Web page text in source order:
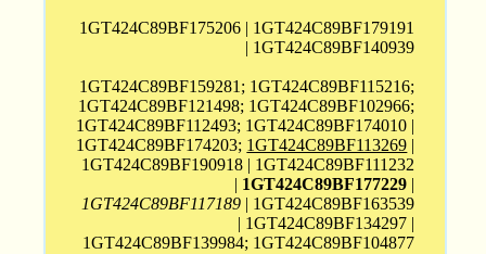
1GT424C89BF175206 | 1GT424C89BF179191
| 1GT424C89BF140939
1GT424C89BF159281; 1GT424C89BF115216;
1GT424C89BF121498; 1GT424C89BF102966;
1GT424C89BF112493; 1GT424C89BF174010 |
1GT424C89BF174203; 1GT424C89BF113269 |
1GT424C89BF190918 | 1GT424C89BF111232
| 1GT424C89BF177229 |
1GT424C89BF117189 | 1GT424C89BF163539
| 1GT424C89BF134297 |
1GT424C89BF139984; 1GT424C89BF104877